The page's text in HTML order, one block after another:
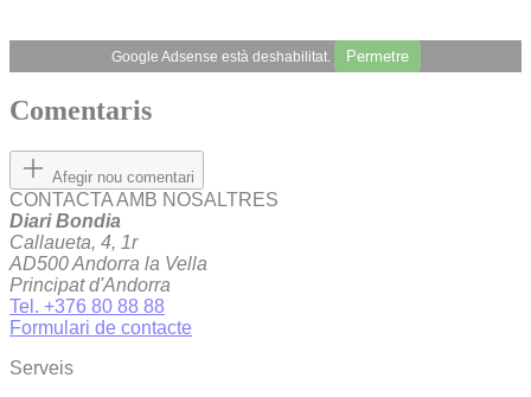
Google Adsense està deshabilitat. Permetre
Comentaris
Afegir nou comentari
CONTACTA AMB NOSALTRES
Diari Bondia
Callaueta, 4, 1r
AD500 Andorra la Vella
Principat d'Andorra
Tel. +376 80 88 88
Formulari de contacte
Serveis